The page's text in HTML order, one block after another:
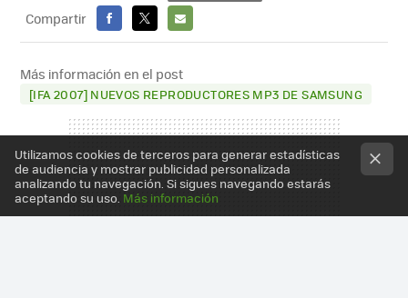
Compartir
FACEBOOK
X
E-
MAIL
Más información en el post
[IFA 2007] NUEVOS REPRODUCTORES MP3 DE SAMSUNG
Utilizamos cookies de terceros para generar estadísticas
de audiencia y mostrar publicidad personalizada
analizando tu navegación. Si sigues navegando estarás
aceptando su uso. Más información